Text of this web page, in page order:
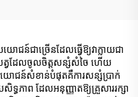
ោជន៍ជាច្រើនដែលធ្វើឱ្យវាក្លាយជា
សត្វដែលចូលចិត្តសន្សំសំចៃ ហើយ
ោជន៍សំខាន់បំផុតគឺការសន្សំប្រាក់
សិទ្ធភាព ដែលអនុញ្ញាតឱ្យគ្រួសាររក្សា